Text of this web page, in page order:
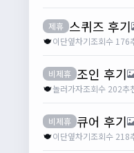
제휴 스퀴즈 후기
이단옆차기조회수 176
비제휴 조인 후기
놀러가자조회수 202추
비제휴 큐어 후기
이단옆차기조회수 218